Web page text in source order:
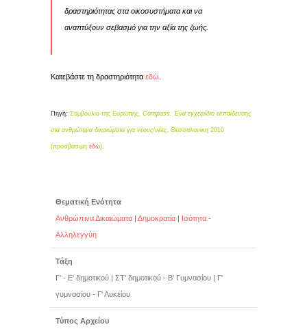
δραστηριότητας στα οικοσυστήματα και να
αναπτύξουν σεβασμό για την αξία της ζωής.
Κατεβάστε τη δραστηριότητα εδώ
Πηγή: Συμβούλιο της Ευρώπης, Compass. Ένα εγχειρίδιο εκπαίδευσης
στα ανθρώπινα δικαιώματα για νέους/νέες, Θεσσαλονίκη 2010
(προσβάσιμη εδώ).
Θεματική Ενότητα
Ανθρώπινα Δικαιώματα | Δημοκρατία | Ισότητα -
Αλληλεγγύη
Τάξη
Γ' - Ε' δημοτικού | ΣΤ' δημοτικού - Β' Γυμνασίου | Γ'
γυμνασίου - Γ' Λυκείου
Τύπος Αρχείου